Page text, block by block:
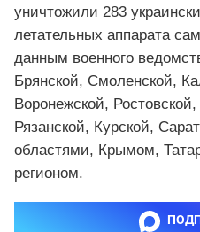
уничтожили 283
летательных аппарата
данным военного
Брянской, Смоленской,
Воронежской,
Рязанской, Курской,
областями, Крымом,
регионом.